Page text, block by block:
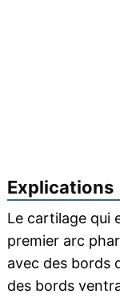
Explications
Le cartilage qui
premier arc
avec des bords
des bords